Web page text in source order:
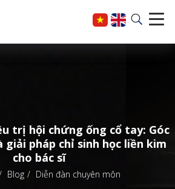
trị hội chứng ống cổ tay: Góc
giải pháp chỉ sinh học liền kim
cho bác sĩ
Blog Diễn đàn chuyên môn